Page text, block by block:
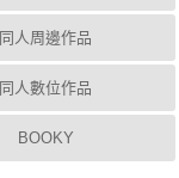
同人周邊作品
同人數位作品
BOOKY